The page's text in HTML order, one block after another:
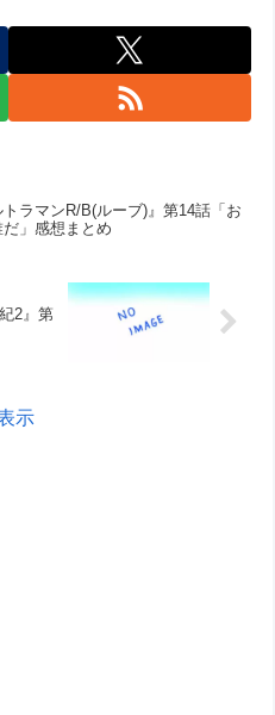
トラマンR/B(ルーブ)』第14話「お
」感想まとめ
2』第
示